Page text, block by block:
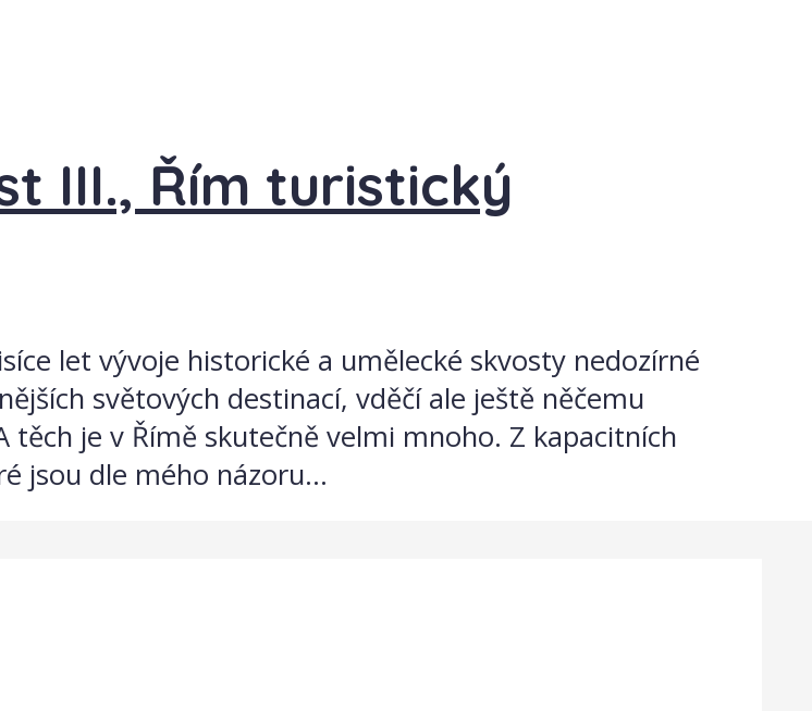
III., Řím turistický
let vývoje historické a umělecké skvosty nedozírné
světových destinací, vděčí ale ještě něčemu
je v Římě skutečně velmi mnoho. Z kapacitních
jsou dle mého názoru...